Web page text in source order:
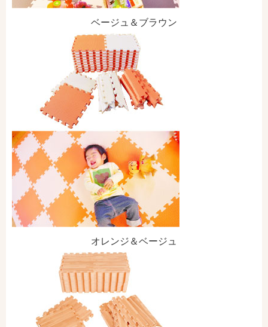
ベージュ＆ブラウン
オレンジ＆ベージュ